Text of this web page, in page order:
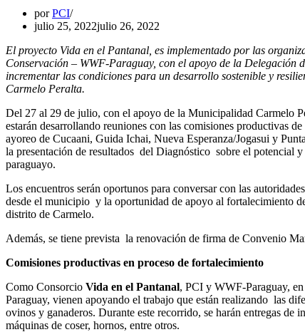
porPCI
julio 25, 2022julio 26, 2022
El proyecto Vida en el Pantanal, es implementado por las
Conservación – WWF-Paraguay, con el apoyo de la
incrementar las condiciones para un desarrollo sostenible y
Carmelo Peralta.
Del 27 al 29 de julio, con el apoyo de la Municipalidad Carmelo
estarán desarrollando reuniones con las comisiones productivas
ayoreo de Cucaani, Guida Ichai, Nueva Esperanza/Jogasui y
la presentación de resultados del Diagnóstico sobre el potencial
paraguayo.
Los encuentros serán oportunos para conversar con las
desde el municipio y la oportunidad de apoyo al fortalecimiento
distrito de Carmelo.
Además, se tiene prevista la renovación de firma de Convenio
Comisiones productivas en proceso de fortalecimiento
Como Consorcio Vida en el Pantanal, PCI y WWF-Paraguay,
Paraguay, vienen apoyando el trabajo que están realizando las
ovinos y ganaderos. Durante este recorrido, se harán entregas
máquinas de coser, hornos, entre otros.